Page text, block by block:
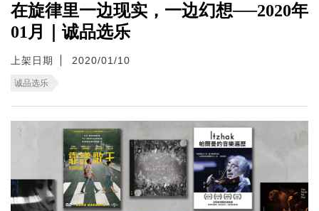
在旋律里一边现实，一边幻想──2020年
01月｜诚品选乐
上架日期 2020/01/10
诚品选乐